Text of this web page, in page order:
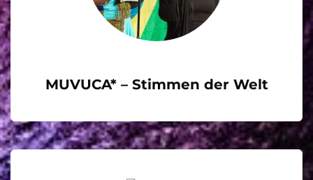
MUVUCA* – Stimmen der Welt